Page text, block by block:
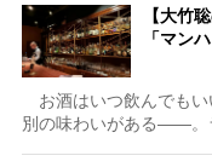
【大竹
「マン
お酒はいつ飲んでもい
別の味わいがある――。